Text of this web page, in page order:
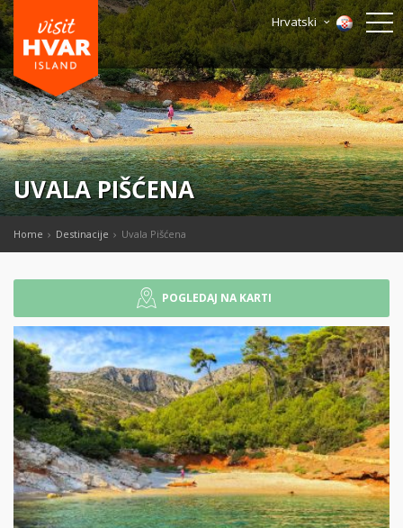
Hrvatski
UVALA PIŠĆENA
Home Destinacije Uvala Pišćena
POGLEDAJ NA KARTI